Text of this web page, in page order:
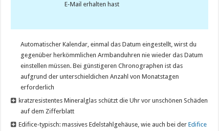
E-Mail erhalten hast
Automatischer Kalendar, einmal das Datum eingestellt, wirst du
gegenüber herkömmlichen Armbanduhren nie wieder das Datum
einstellen müssen. Bei günstigeren Chronographen ist das
aufgrund der unterschieldichen Anzahl von Monatstagen
erforderlich
kratzresistentes Mineralglas schützt die Uhr vor unschönen Schäden
auf dem Zifferblatt
Edifice-typisch: massives Edelstahlgehäuse, wie auch bei derEdifice